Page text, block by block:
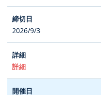
2026/9/3
詳細